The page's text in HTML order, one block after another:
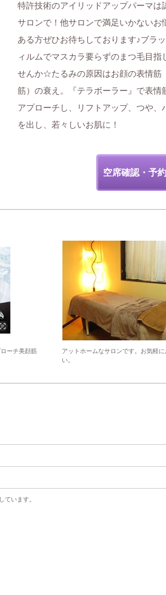
特許技術のアイリッドアップパーマは
サロンで！他サロンで満足いかないお
ある方ぜひお待ちしております♪ブラ
ィルムでマスカラ要らずのまつ毛目指
せんか☆たるみの原因はお顔の表情筋
筋）の衰え。『テラボーラー』で表情
アプローチし、リフトアップ、つや、
を出し、若々しいお肌に！
空席確認・予
ーチ美顔筋
アットホームなサロンです。お気軽
い。
います。